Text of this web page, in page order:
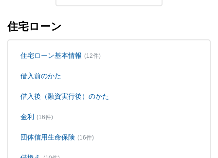
住宅ローン
住宅ローン基本情報 (12件)
借入前のかた
借入後（融資実行後）のかた
金利 (16件)
団体信用生命保険 (16件)